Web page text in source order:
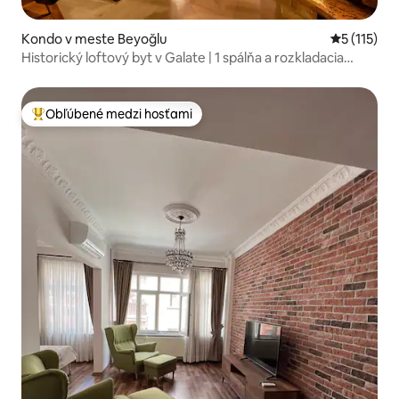
Kondo v meste Beyoğlu Priemerné
5 (115)
Historický loftový byt v Galate | 1 spálňa a rozkladacia
Najobľúbenejšie medzi hosťami
Obľúbené medzi hosťami